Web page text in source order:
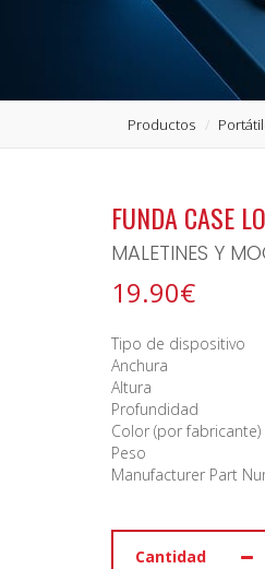
Productos
FUNDA CASE
MALETINES Y
19.90€
Tipo de dispositivo
Anchura
Altura
Profundidad
Color (por fabricante)
Peso
Manufacturer Part
Cantidad